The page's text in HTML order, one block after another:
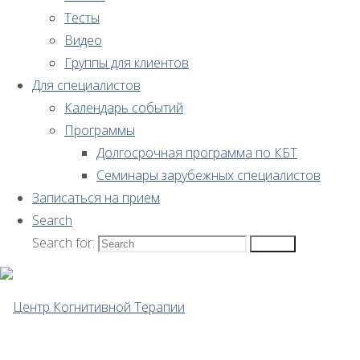
Тесты
Видео
Группы для клиентов
Для специалистов
Календарь событий
Программы
Долгосрочная программа по КБТ
Семинары зарубежных специалистов
Записаться на прием
Search
Search for:
Сертификационный
курс
ISST
по
схема-
терапии